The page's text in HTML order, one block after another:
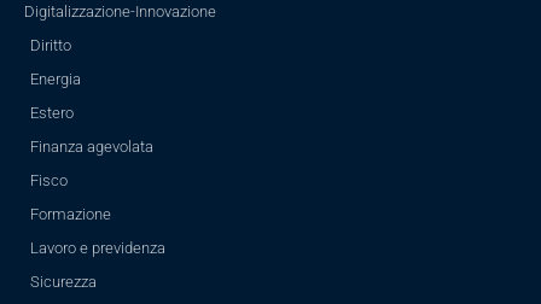
Digitalizzazione-Innovazione
Diritto
Energia
Estero
Finanza agevolata
Fisco
Formazione
Lavoro e previdenza
Sicurezza